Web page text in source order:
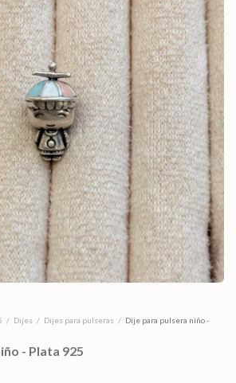
/ Dijes / Dijes para pulseras / Dije para pulsera niño -
- Plata 925